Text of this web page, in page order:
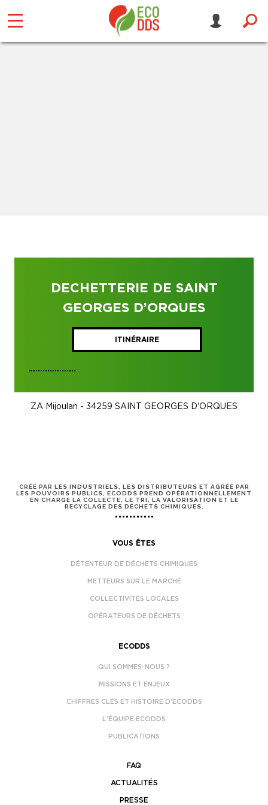
DECHETTERIE DE SAINT
GEORGES D’ORQUES
ITINÉRAIRE
ZA Mijoulan - 34259 SAINT GEORGES D'ORQUES
CRÉÉ PAR LES INDUSTRIELS, LES DISTRIBUTEURS ET AGRÉÉ PAR
LES POUVOIRS PUBLICS, ECODDS PREND OPÉRATIONNELLEMENT
EN CHARGE LA COLLECTE, LE TRI, LA VALORISATION ET LE
RECYCLAGE DES DÉCHETS CHIMIQUES.
VOUS ÊTES
DÉTENTEUR DE DÉCHETS CHIMIQUES
METTEURS SUR LE MARCHÉ
COLLECTIVITÉS LOCALES
OPÉRATEURS DE DÉCHETS
ECODDS
QUI SOMMES-NOUS ?
MISSIONS ET ENJEUX
CHIFFRES CLÉS ET HISTOIRE D’ECODDS
L’ÉQUIPE ECODDS
PUBLICATIONS
FAQ
ACTUALITÉS
PRESSE